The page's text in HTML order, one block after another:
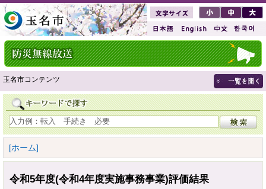
玉名市コンテンツ
[ホーム]
令和5年度(令和4年度実施事務事業)評価結果